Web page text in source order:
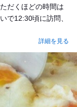
だくほどの時間は
で12:30頃に訪問、
詳細を見る